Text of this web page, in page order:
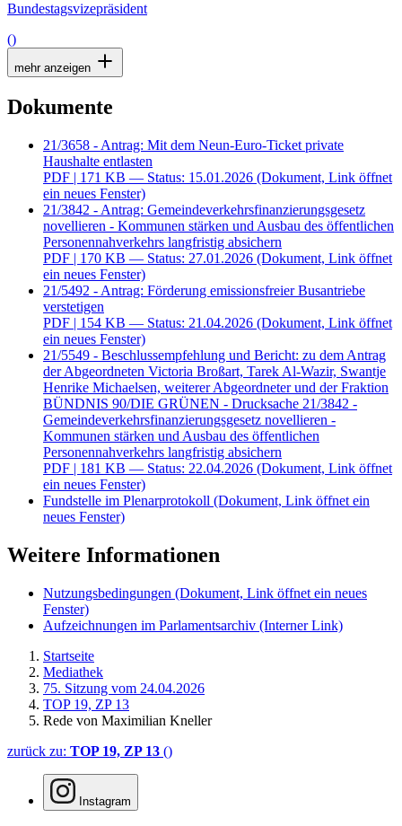
Bundestagsvizepräsident
()
mehr anzeigen
Dokumente
21/3658 - Antrag: Mit dem Neun-Euro-Ticket private
Haushalte entlasten
PDF | 171 KB — Status: 15.01.2026 (Dokument, Link öffnet
ein neues Fenster)
21/3842 - Antrag: Gemeindeverkehrsfinanzierungsgesetz
novellieren - Kommunen stärken und Ausbau des öffentlichen
Personennahverkehrs langfristig absichern
PDF | 170 KB — Status: 27.01.2026 (Dokument, Link öffnet
ein neues Fenster)
21/5492 - Antrag: Förderung emissionsfreier Busantriebe
verstetigen
PDF | 154 KB — Status: 21.04.2026 (Dokument, Link öffnet
ein neues Fenster)
21/5549 - Beschlussempfehlung und Bericht: zu dem Antrag
der Abgeordneten Victoria Broßart, Tarek Al-Wazir, Swantje
Henrike Michaelsen, weiterer Abgeordneter und der Fraktion
BÜNDNIS 90/DIE GRÜNEN - Drucksache 21/3842 -
Gemeindeverkehrsfinanzierungsgesetz novellieren -
Kommunen stärken und Ausbau des öffentlichen
Personennahverkehrs langfristig absichern
PDF | 181 KB — Status: 22.04.2026 (Dokument, Link öffnet
ein neues Fenster)
Fundstelle im Plenarprotokoll (Dokument, Link öffnet ein
neues Fenster)
Weitere Informationen
Nutzungsbedingungen (Dokument, Link öffnet ein neues
Fenster)
Aufzeichnungen im Parlamentsarchiv (Interner Link)
Startseite
Mediathek
75. Sitzung vom 24.04.2026
TOP 19, ZP 13
Rede von Maximilian Kneller
zurück zu: TOP 19, ZP 13 ()
Instagram